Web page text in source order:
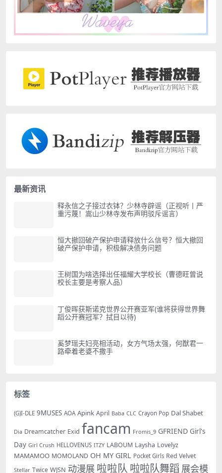
最新资讯
释永信之子接过衣钵？少林寺辟谣（正视听丨严
重污蔑！嵩山少林寺发布声明驳斥谣言）
恒大撤回破产保护申请释放什么信号？恒大撤回
破产保护申请，积极解决债务问题
王树国为啥选择出任福耀大学校长（曹德旺曾说
校长主要是考察人品）
丁俊晖获斯诺克世界公开赛亚军(谁将获得世界舞
蹈公开赛冠军？拭目以待)
奚梦瑶夫妇亮相活动，女方气场太强，何猷君一
路牵着老婆不撒手
标签
(G)I-DLE 9MUSES AOA Apink April Baba CLC Crayon Pop Dal Shabet
Dia Dreamcatcher Exid fancam Fromis_9 GFRIEND Girl's
Day Girl Crush HELLOVENUS ITZY LABOUM Laysha Lovelyz
MAMAMOO MOMOLAND OH MY GIRL Pocket Girls Red Velvet
Stellar Twice WJSN 动漫展 啦啦队 啦啦队舞蹈 展会模